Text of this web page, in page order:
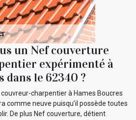
un Nef couverture
expérimenté à
dans le 62340 ?
charpentier à Hames Boucres
comme neuve puisqu’il possède toutes
De plus Nef couverture, détient